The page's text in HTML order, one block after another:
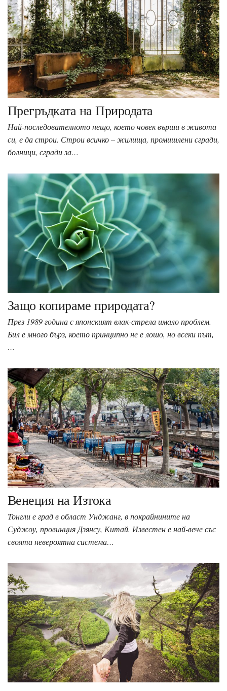
Прегръдката на Природата
Най-последователното нещо, което човек върши в живота
си, е да строи. Строи всичко – жилища, промишлени сгради,
болници, сгради за…
Защо копираме природата?
През 1989 година с японският влак-стрела имало проблем.
Бил е много бърз, което принципно не е лошо, но всеки път,
…
Венеция на Изтока
Тонгли е град в област Унджанг, в покрайнините на
Суджоу, провинция Дзянсу, Китай. Известен е най-вече със
своята невероятна система…